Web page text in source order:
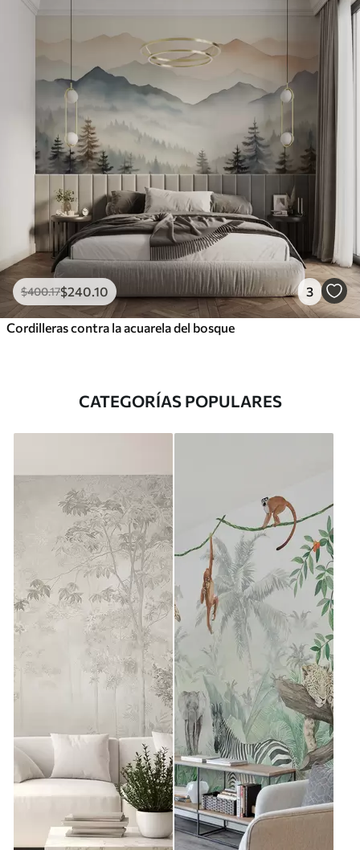
$400.17$240 .10 3
Cordilleras contra la acuarela del bosque
CATEGORÍAS POPULARES